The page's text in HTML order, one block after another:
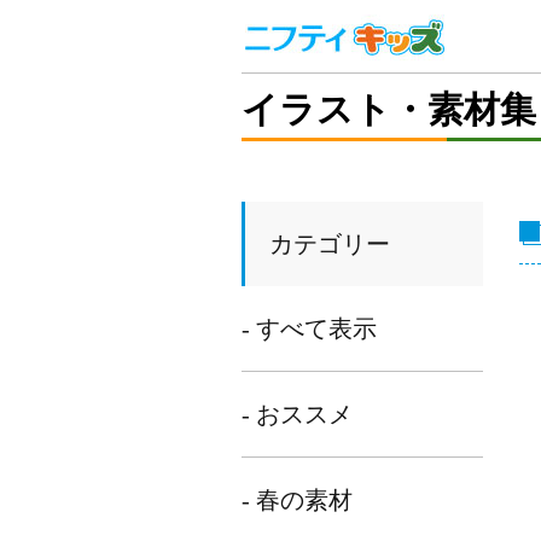
イラスト・素材集
カテゴリー
- すべて表示
- おススメ
- 春の素材